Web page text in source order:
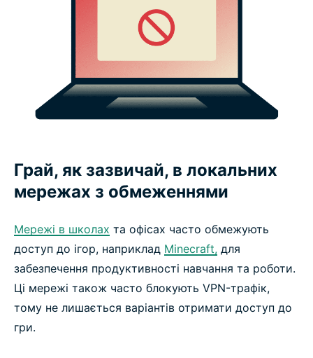
Грай, як зазвичай, в локальних
мережах з обмеженнями
Мережі в школах та офісах часто обмежують
доступ до ігор, наприклад Minecraft, для
забезпечення продуктивності навчання та роботи.
Ці мережі також часто блокують VPN-трафік,
тому не лишається варіантів отримати доступ до
гри.